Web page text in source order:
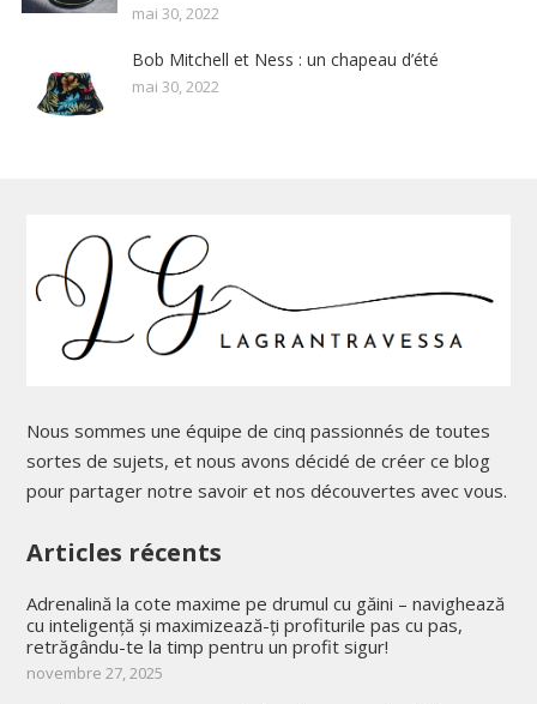
mai 30, 2022
Bob Mitchell et Ness : un chapeau d’été
mai 30, 2022
Nous sommes une équipe de cinq passionnés de toutes
sortes de sujets, et nous avons décidé de créer ce blog
pour partager notre savoir et nos découvertes avec vous.
Articles récents
Adrenalină la cote maxime pe drumul cu găini – navighează
cu inteligență și maximizează-ți profiturile pas cu pas,
retrăgându-te la timp pentru un profit sigur!
novembre 27, 2025